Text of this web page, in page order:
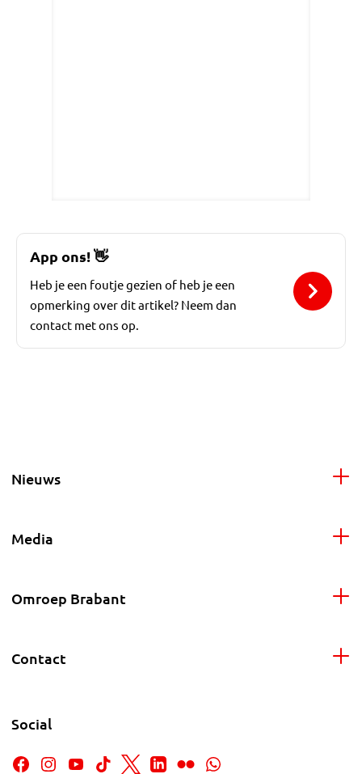
App ons!👋
Heb je een foutje gezien of heb je een
opmerking over dit artikel? Neem dan
contact met ons op.
Nieuws
Media
Omroep Brabant
Contact
Social